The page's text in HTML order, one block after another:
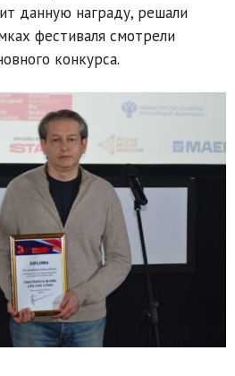
данную награду, решали
фестиваля смотрели
конкурса.